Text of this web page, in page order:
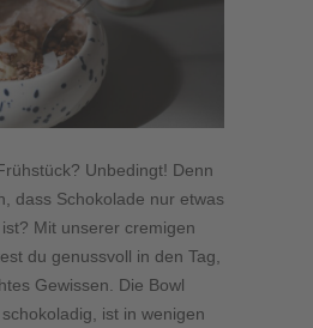
Unbedingt! Denn
dass Schokolade nur etwas
Mit unserer cremigen
du genussvoll in den Tag,
Gewissen. Die Bowl
ist in wenigen